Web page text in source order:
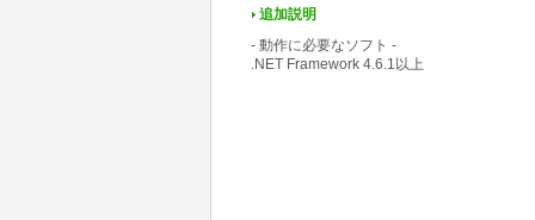
追加説明
- 動作に必要なソフト -
.NET Framework 4.6.1以上